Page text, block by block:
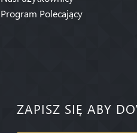
Program Polecający
ZAPISZ SIĘ ABY